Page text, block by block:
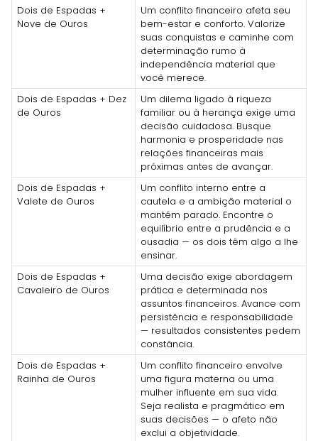
Dois de Espadas +
Nove de Ouros
Um conflito financeiro afeta seu
bem-estar e conforto. Valorize
suas conquistas e caminhe com
determinação rumo à
independência material que
você merece.
Dois de Espadas + Dez
de Ouros
Um dilema ligado à riqueza
familiar ou à herança exige uma
decisão cuidadosa. Busque
harmonia e prosperidade nas
relações financeiras mais
próximas antes de avançar.
Dois de Espadas +
Valete de Ouros
Um conflito interno entre a
cautela e a ambição material o
mantém parado. Encontre o
equilíbrio entre a prudência e a
ousadia — os dois têm algo a lhe
ensinar.
Dois de Espadas +
Cavaleiro de Ouros
Uma decisão exige abordagem
prática e determinada nos
assuntos financeiros. Avance com
persistência e responsabilidade
— resultados consistentes pedem
constância.
Dois de Espadas +
Rainha de Ouros
Um conflito financeiro envolve
uma figura materna ou uma
mulher influente em sua vida.
Seja realista e pragmático em
suas decisões — o afeto não
exclui a objetividade.